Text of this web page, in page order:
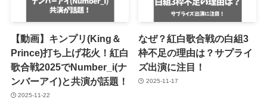
【動画】キンプリ(King＆
Prince)打ち上げ花火！紅白
歌合戦2025でNumber_i(ナ
ンバーアイ)と共演が話題！
2025-11-22
なぜ？紅白歌合戦の白組3
枠不足の理由は？サプライ
ズ出演に注目！
2025-11-17